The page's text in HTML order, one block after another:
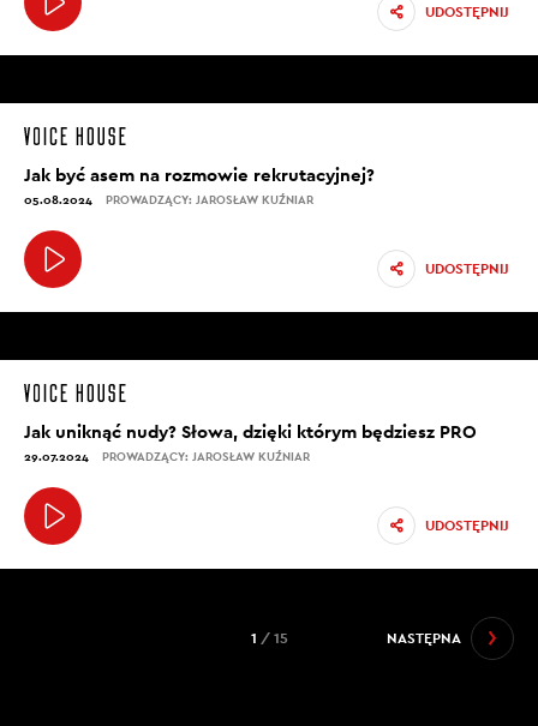
UDOSTĘPNIJ
Jak być asem na rozmowie rekrutacyjnej?
05.08.2024 PROWADZĄCY: JAROSŁAW KUŹNIAR
UDOSTĘPNIJ
Jak uniknąć nudy? Słowa, dzięki którym będziesz PRO
29.07.2024 PROWADZĄCY: JAROSŁAW KUŹNIAR
UDOSTĘPNIJ
NASTĘPNA
1 / 15